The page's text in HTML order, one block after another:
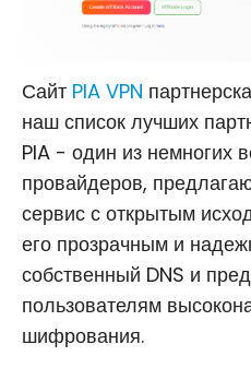
Сайт PIA VPN
наш список лучших
PIA - один из немногих
провайдеров,
сервис с открытым
его прозрачным и
собственный DNS и
пользователям
шифрования.